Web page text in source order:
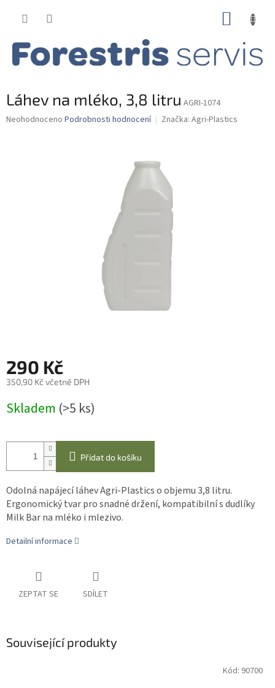
Láhev na mléko, 3,8 litru AGRI-1074
Průměrné
Neohodnoceno Podrobnosti hodnocení Značka: Agri-Plastics
290 Kč
350,90 Kč včetně DPH
cena:
Skladem (>5 ks)
Přidat do košíku
Odolná napájecí láhev Agri-Plastics o objemu 3,8 litru.
Ergonomický tvar pro snadné držení, kompatibilní s dudlíky
Milk Bar na mléko i mlezivo.
Detailní informace
ZEPTAT SE SDÍLET
Související produkty
Kód: 90700